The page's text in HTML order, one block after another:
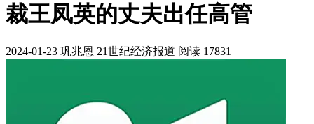
裁王凤英的丈夫出任高管
2024-01-23 巩兆恩 21世纪经济报道 阅读 17831